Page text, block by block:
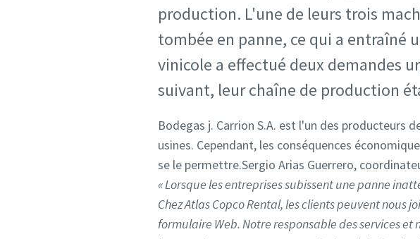
production. L'une de leurs trois
tombée en panne, ce qui a entraîné
vinicole a effectué deux demandes
suivant, leur chaîne de production
Bodegas j. Carrion S.A. est l'un des producteurs
usines. Cependant, les conséquences
se le permettre.Sergio Arias Guerrero,
« Lorsque les entreprises subissent une panne
Chez Atlas Copco Rental, les clients peuvent nous
formulaire Web. Notre responsable des services